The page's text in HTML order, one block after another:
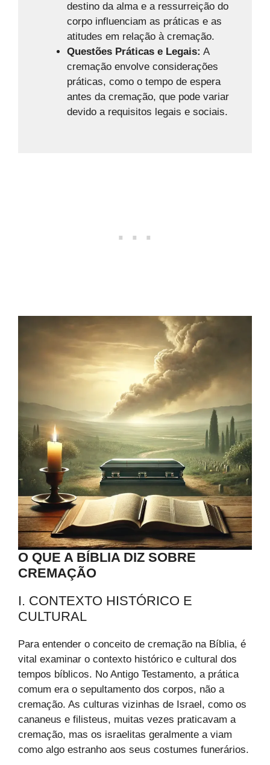
destino da alma e a ressurreição do
corpo influenciam as práticas e as
atitudes em relação à cremação.
Questões Práticas e Legais: A
cremação envolve considerações
práticas, como o tempo de espera
antes da cremação, que pode variar
devido a requisitos legais e sociais.
O QUE A BÍBLIA DIZ SOBRE
CREMAÇÃO
I. CONTEXTO HISTÓRICO E
CULTURAL
Para entender o conceito de cremação na Bíblia, é
vital examinar o contexto histórico e cultural dos
tempos bíblicos. No Antigo Testamento, a prática
comum era o sepultamento dos corpos, não a
cremação. As culturas vizinhas de Israel, como os
cananeus e filisteus, muitas vezes praticavam a
cremação, mas os israelitas geralmente a viam
como algo estranho aos seus costumes funerários.